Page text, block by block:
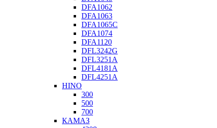
DFA1062
DFA1063
DFA1065C
DFA1074
DFA1120
DFL3242G
DFL3251A
DFL4181A
DFL4251A
HINO
300
500
700
КАМАЗ